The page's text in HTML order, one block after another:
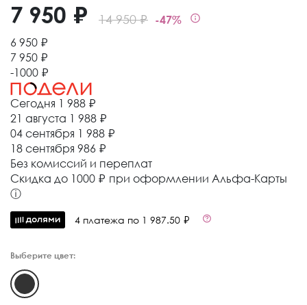
14 950 ₽ -47%
7 950 ₽
6 950 ₽
7 950 ₽
-1000 ₽
Сегодня 1 988 ₽
21 августа 1 988 ₽
04 сентября 1 988 ₽
18 сентября 986 ₽
Без комиссий и переплат
Cкидка до 1000 ₽ при оформлении Альфа-Карты
ⓘ
4 платежа по 1 987.50 ₽
Выберите цвет: